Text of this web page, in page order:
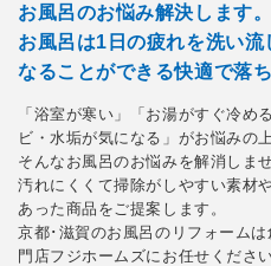
リフォームメニュー
リフォーム現場リポート
リフォーム支援制度
会社案内
お風呂のお悩み解決します。
お風呂は1日の疲れを洗い
なることができる快適で落
「浴室が寒い」「お湯がすぐ冷め
ビ・水垢が気になる」がお悩みの
そんなお風呂のお悩みを解消しま
汚れにくくて掃除がしやすい素材
あった商品をご提案します。
京都･滋賀のお風呂のリフォーム
門店フジホームズにお任せください